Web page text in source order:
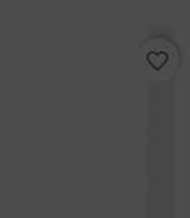
favorite_border